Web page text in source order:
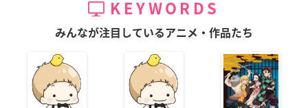
KEYWORDS
みんなが注目しているアニメ・作品たち